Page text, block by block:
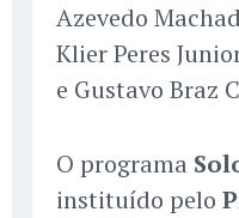
Azevedo
Klier Peres
e Gustavo Braz
O programa
instituído pelo